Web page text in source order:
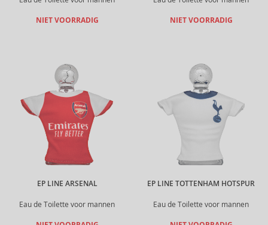
NIET VOORRADIG NIET VOORRADIG
EP LINE ARSENAL
Eau de Toilette voor mannen
EP LINE TOTTENHAM HOTSPUR
Eau de Toilette voor mannen